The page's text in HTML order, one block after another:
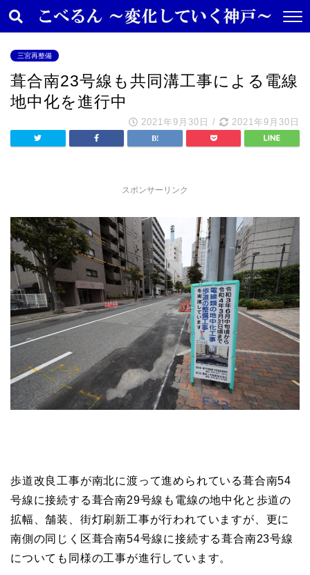
三宮再整備
葺合南23号線も共同溝工事による電線
地中化を進行中
2021年9月30日 / 2021年9月30日
スポンサーリンク
歩道改良工事が南北に渡って進められている葺合南54
号線に接続する葺合南29号線も電線の地中化と歩道の
拡幅、舗装、街灯刷新工事が行われていますが、更に
南側の同じく区葺合南54号線に接続する葺合南23号線
についても同様の工事が進行しています。